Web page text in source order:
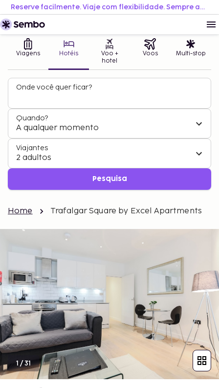
Reserve facilmente. Viaje com flexibilidade. Sempre ao melhor preço.
Viagens Hotéis
Voo +
hotel
Voos Multi-stop
Onde você quer ficar?
Quando?
A qualquer momento
Viajantes
2 adultos
Pesquisa
Home Trafalgar Square by Excel Apartments
1 /31